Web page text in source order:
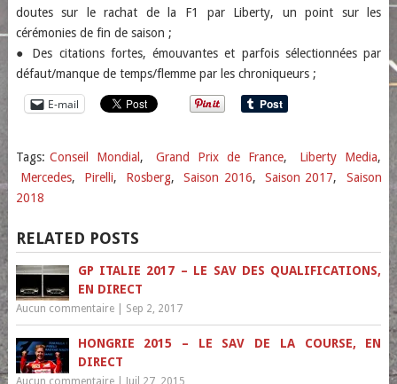
doutes sur le rachat de la F1 par Liberty, un point sur les
cérémonies de fin de saison ;
● Des citations fortes, émouvantes et parfois sélectionnées par
défaut/manque de temps/flemme par les chroniqueurs ;
E-mail
Tags: Conseil Mondial , Grand Prix de France, Liberty Media,
Mercedes, Pirelli, Rosberg, Saison 2016, Saison 2017,
Saison
2018
RELATED POSTS
GP ITALIE 2017 – LE SAV DES QUALIFICATIONS,
EN DIRECT
Aucun commentaire| Sep 2, 2017
HONGRIE 2015 – LE SAV DE LA COURSE, EN
DIRECT
Aucun commentaire| Juil 27, 2015